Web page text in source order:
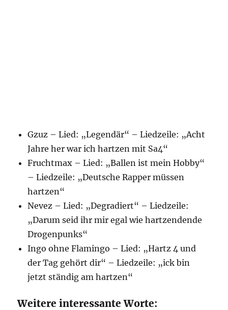
Gzuz – Lied: „Legendär“ – Liedzeile: „Acht
Jahre her war ich hartzen mit Sa4“
Fruchtmax – Lied: „Ballen ist mein Hobby“
– Liedzeile: „Deutsche Rapper müssen
hartzen“
Nevez – Lied: „Degradiert“ – Liedzeile:
„Darum seid ihr mir egal wie hartzendende
Drogenpunks“
Ingo ohne Flamingo – Lied: „Hartz 4 und
der Tag gehört dir“ – Liedzeile: „ick bin
jetzt ständig am hartzen“
Weitere interessante Worte: